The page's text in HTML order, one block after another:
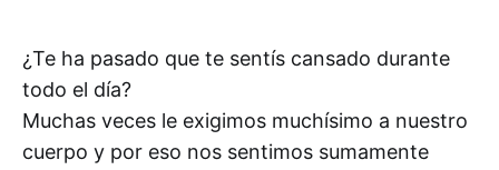
¿Te ha pasado que te sentís cansado durante
todo el día?
Muchas veces le exigimos muchísimo a nuestro
cuerpo y por eso nos sentimos sumamente